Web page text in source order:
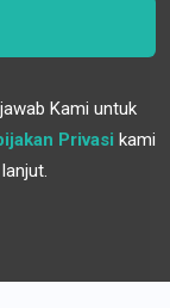
Kami untuk
Privasi kami